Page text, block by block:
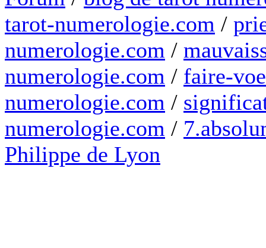
tarot-numerologie.com /
numerologie.com /
numerologie.com / faire-
numerologie.com /
numerologie.com /
Philippe de Lyon